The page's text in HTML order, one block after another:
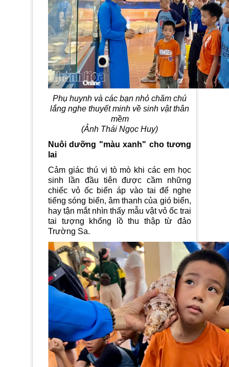
Phụ huynh và các bạn nhỏ chăm chú
lắng nghe thuyết minh về sinh vật thân
mềm
(Ảnh Thái Ngọc Huy)
Nuôi dưỡng "màu xanh" cho tương
lai
Cảm giác thú vị tò mò khi các em học
sinh lần đầu tiên được cầm những
chiếc vỏ ốc biển áp vào tai để nghe
tiếng sóng biển, âm thanh của gió biển,
hay tận mắt nhìn thấy mẫu vật vỏ ốc trai
tai tượng khổng lồ thu thập từ đảo
Trường Sa.